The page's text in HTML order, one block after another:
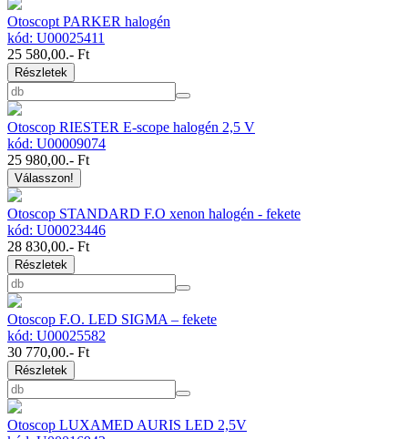
Otoscopt PARKER halogén
kód: U00025411
25 580,00.- Ft
Részletek
Otoscop RIESTER E-scope halogén 2,5 V
kód: U00009074
25 980,00.- Ft
Válasszon!
Otoscop STANDARD F.O xenon halogén - fekete
kód: U00023446
28 830,00.- Ft
Részletek
Otoscop F.O. LED SIGMA – fekete
kód: U00025582
30 770,00.- Ft
Részletek
Otoscop LUXAMED AURIS LED 2,5V